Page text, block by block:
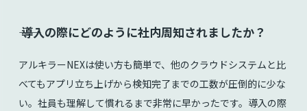
⸺ 導入の際にどのように社内周知されましたか？
アルキラーNEXは使い方も簡単で、他のクラウドシステムと比
べてもアプリ立ち上げから検知完了までの工数が圧倒的に少な
い。社員も理解して慣れるまで非常に早かったです。導入の際